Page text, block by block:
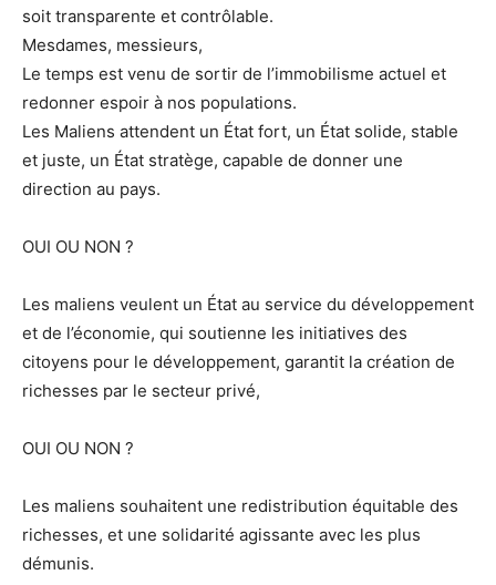
soit transparente et contrôlable.
Mesdames, messieurs,
Le temps est venu de sortir de l’immobilisme actuel et
redonner espoir à nos populations.
Les Maliens attendent un État fort, un État solide, stable
et juste, un État stratège, capable de donner une
direction au pays.
OUI OU NON ?
Les maliens veulent un État au service du développement
et de l’économie, qui soutienne les initiatives des
citoyens pour le développement, garantit la création de
richesses par le secteur privé,
OUI OU NON ?
Les maliens souhaitent une redistribution équitable des
richesses, et une solidarité agissante avec les plus
démunis.